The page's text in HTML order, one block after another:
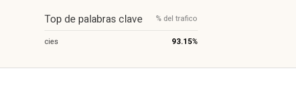
Top de palabras clave % del trafico
cies 93.15%